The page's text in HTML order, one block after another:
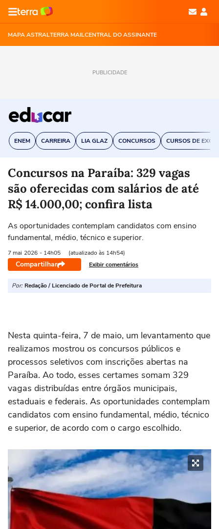
MAPA ASTRALTERRA MAILCENTRAL DO ASSINANTE
PUBLICIDADE
ENEM CARREIRA LIA GLAZ CONCURSOS CURSOS DE EXCEL
Concursos na Paraíba: 329 vagas
são oferecidas com salários de até
R$ 14.000,00; confira lista
As oportunidades contemplam candidatos com ensino
fundamental, médio, técnico e superior.
7 mai 2026 - 14h05 (atualizado às 14h54)
Compartilhar Exibir comentários
Por: Redação / Licenciado de Portal de Prefeitura
Nesta quinta-feira, 7 de maio, um levantamento que
realizamos mostrou os concursos públicos e
processos seletivos com inscrições abertas na
Paraíba. Ao todo, esses certames somam 329
vagas distribuídas entre órgãos municipais,
estaduais e federais. As oportunidades contemplam
candidatos com ensino fundamental, médio, técnico
e superior, de acordo com o cargo escolhido.